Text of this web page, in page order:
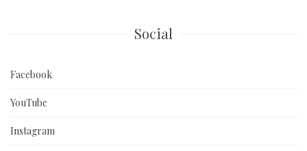
Social
Facebook
YouTube
Instagram